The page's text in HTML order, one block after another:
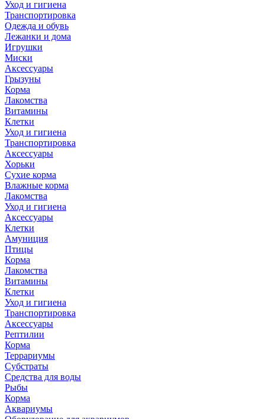
Уход и гигиена
Транспортировка
Одежда и обувь
Лежанки и дома
Игрушки
Миски
Аксессуары
Грызуны
Корма
Лакомства
Витамины
Клетки
Уход и гигиена
Транспортировка
Аксессуары
Хорьки
Сухие корма
Влажные корма
Лакомства
Уход и гигиена
Аксессуары
Клетки
Амуниция
Птицы
Корма
Лакомства
Витамины
Клетки
Уход и гигиена
Транспортировка
Аксессуары
Рептилии
Корма
Террариумы
Субстраты
Средства для воды
Рыбы
Корма
Аквариумы